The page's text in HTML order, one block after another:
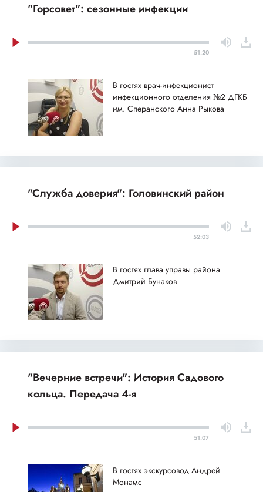
"Горсовет": сезонные инфекции
51:20
В гостях врач-инфекционист
инфекционного отделения №2 ДГКБ
им. Сперанского Анна Рыкова
"Служба доверия": Головинский район
52:03
В гостях глава управы района
Дмитрий Бунаков
"Вечерние встречи": История Садового
кольца. Передача 4-я
51:07
В гостях экскурсовод Андрей
Монамс